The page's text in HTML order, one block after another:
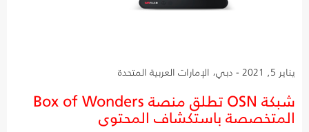
يناير 5, 2021 - دبي، الإمارات العربية المتحدة
شبكة OSN تطلق منصة Box of Wonders
المتخصصة باستكشاف المحتوى